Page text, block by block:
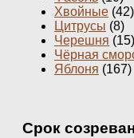
Хвойные (42)
Цитрусы (8)
Черешня (15)
Чёрная
Яблоня (167)
Срок